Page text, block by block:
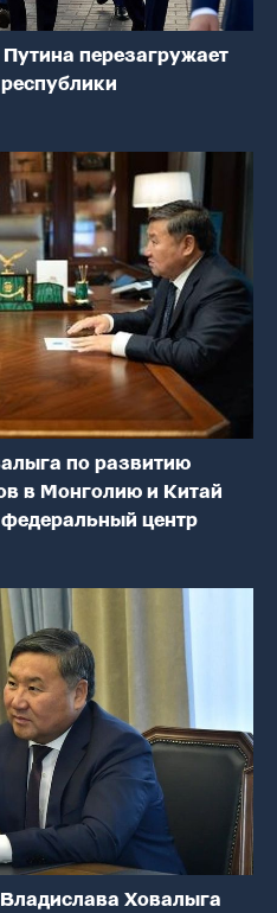
перезагружает
по развитию
в Монголию и Китай
центр
Ховалыга